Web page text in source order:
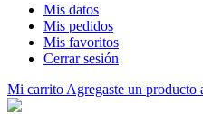
Mis datos
Mis pedidos
Mis favoritos
Cerrar sesión
Mi carrito Agregaste un producto